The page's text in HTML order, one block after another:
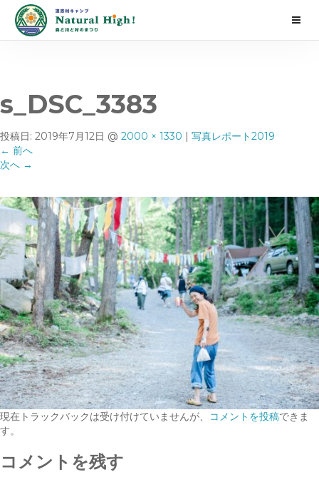
s_DSC_3383
投稿日: 2019年7月12日 @ 2000 × 1330 | 写真レポート2019
← 前へ
次へ →
現在トラックバックは受け付けていませんが、 コメントを投稿できま
す。
コメントを残す